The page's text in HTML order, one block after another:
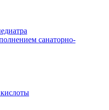
санаторно-